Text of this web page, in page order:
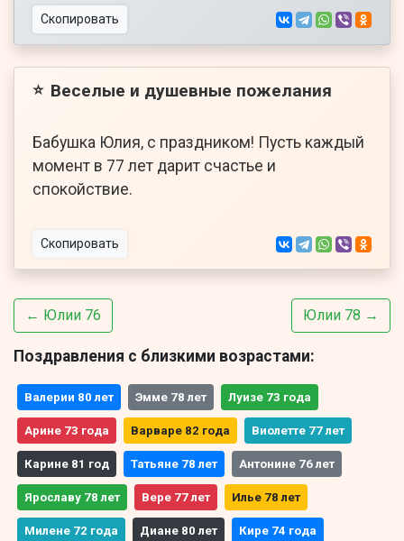
Скопировать
⭐ Веселые и душевные пожелания
Бабушка Юлия, с праздником! Пусть каждый
момент в 77 лет дарит счастье и
спокойствие.
Скопировать
← Юлии 76 Юлии 78 →
Поздравления с близкими возрастами:
Валерии 80 лет Эмме 78 лет Луизе 73 года
Арине 73 года Варваре 82 года Виолетте 77 лет
Карине 81 год Татьяне 78 лет Антонине 76 лет
Ярославу 78 лет Вере 77 лет Илье 78 лет
Милене 72 года Диане 80 лет Кире 74 года